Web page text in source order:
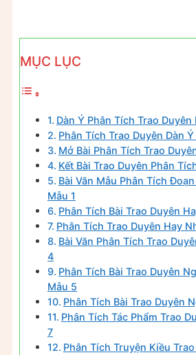
MỤC LỤC
Dàn Ý Phân Tích Trao Duyên
Phân Tích Trao Duyên Dàn
Mở Bài Phân Tích Trao
Kết Bài Trao Duyên Phân
Bài Văn Mẫu Phân Tích
Mẫu 1
Phân Tích Bài Trao Duyên
Phân Tích Trao Duyên Hay
Bài Văn Phân Tích Trao
4
Phân Tích Bài Trao Duyên
Mẫu 5
Phân Tích Bài Trao Duyên
Phân Tích Tác Phẩm Trao
7
Phân Tích Truyện Kiều